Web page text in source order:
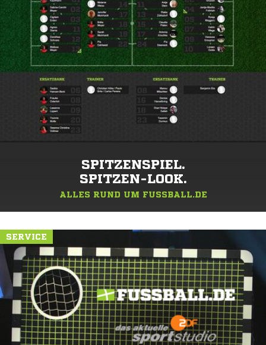
SPITZENSPIEL.
SPITZEN-LOOK.
ALLES RUND UM FUSSBALL.DE
SERVICE